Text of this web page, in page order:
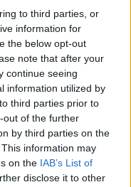
to third parties, or
information for
the below opt-out
note that after your
continue seeing
information utilized by
third parties prior to
out of the further
by third parties on the
information may
on the IAB’s List of
disclose it to other